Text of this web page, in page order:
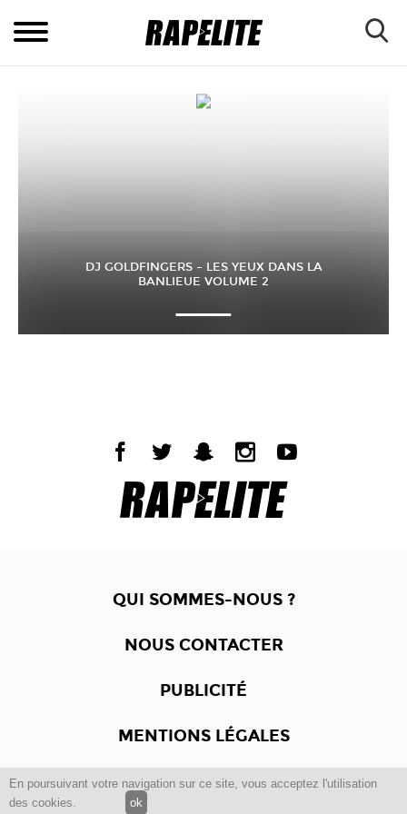
En poursuivant votre navigation sur ce site, vous acceptez l'utilisation
des cookies.
ok
DJ GOLDFINGERS – LES YEUX DANS LA
BANLIEUE VOLUME 2
QUI SOMMES-NOUS ?
NOUS CONTACTER
PUBLICITÉ
MENTIONS LÉGALES
Copyright © 2012 -2017Dewalgo- Tous droits réservés.